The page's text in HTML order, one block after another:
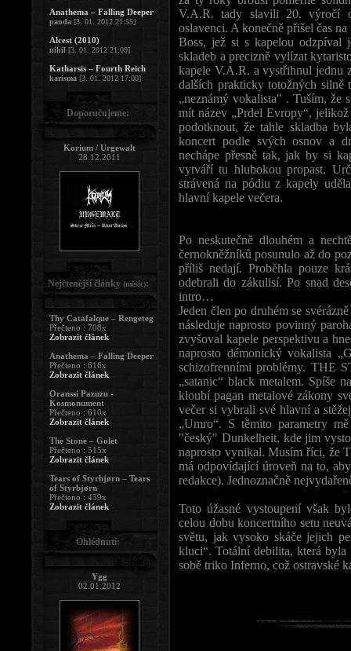
V.A.R. tady slavili 20. výročí
oslavenci. A konečně přišel čas
Boss, jež si s kapelou odzpíval
skladeb a precizně vylízat
kapele V.A.R. a vystřihnul jednu
dalších prakticky totožných silně
„neznámý vokalista" . Tuším, že
mít název „Prdel Evropy“,
podotknout, že tahle skladba
koncert podle svých osnov a
nechápe přesně tak, jak by si
vytváří tu hlubokou propast.
strávená na pódiu z kapely
hlavní kapele večera.
Po neskutečně dlouhém a
černokněžníků posunulo až do
příliš nedají. Proběhla pouze
odebrali do zákulisí. Po snad
intro…
Jeden člen po druhém se
následuje naprosto povinný
zvyšoval kapele perspektivu a
naprosto démonický vokalista
schizofrenními problémy. THE
„satanic“ black metalem. Spíše
kloubí pagan metalové zákony
večer si vybrali své hlavní a
„Umro“. S těmito parametry
"český" Dunkelheit, kde jim
naprosto vynikal. Musím říci, že
má odpovídající úroveň na to,
redakce). Jednoznačně
Toto úžasné vystoupení však
celou dobu koncertního setu
světu, jak vysoko skáče jejich
kluci“. Totální debilita, která byla
sobě triko Inferno, což ostravské
Anathema – Falling Deeper
panda [3. 01. 2012 21:55]
Alcest (2010)
nihil [3. 01. 2012 21:09]
Katharsis – Fourth Reich
karisma [3. 01. 2012 17:00]
Doporučujeme:
Korium / Urgewalt
28.12.2011
Nejčtenější články (měsíc):
Thy Catafalque – Rengeteg
Přečteno : 708x
Zobrazit článek
Anathema – Falling Deeper
Přečteno : 616x
Zobrazit článek
Oranssi Pazuzu -
Kosmonument
Přečteno : 610x
Zobrazit článek
The Stone – Golet
Přečteno : 515x
Zobrazit článek
Tears of Styrbjørn – Tears
of Styrbjørn
Přečteno : 459x
Zobrazit článek
Ohlédnutí:
Ygg
02.01.2012